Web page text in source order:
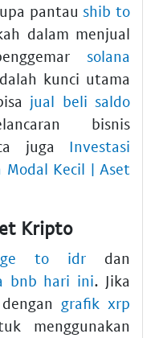
pantaushib to
dalam menjual
solana
kunci utama
jual beli saldo
bisnis
juga Investasi
Modal Kecil | Aset
Kripto
to idr dan
bnb hari ini. Jika
grafik xrp
menggunakan